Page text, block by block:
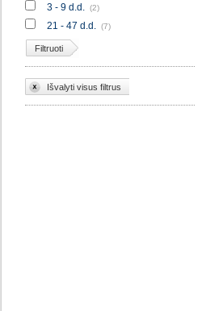
3 - 9 d.d. (2)
21 - 47 d.d. (7)
Filtruoti
Išvalyti visus filtrus